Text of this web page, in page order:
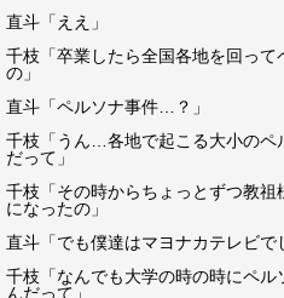
直斗「ええ」
千枝「卒業したら全国各地を回っ
の」
直斗「ペルソナ事件…？」
千枝「うん…各地で起こる大小のペ
だって」
千枝「その時からちょっとずつ教祖
になったの」
直斗「でも僕達はマヨナカテレビで
千枝「なんでも大学の時の時にペ
んだって」